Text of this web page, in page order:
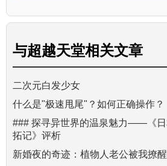
与超越天堂相关文章
二次元白发少女
什么是"极速甩尾"？如何正确操作？
### 探寻异世界的温泉魅力——《日
拓记》评析
新婚夜的奇迹：植物人老公被我撩